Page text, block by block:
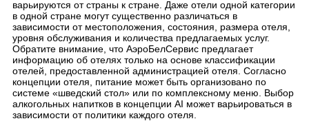
варьируются от страны к стране. Даже отели одной категории
в одной стране могут существенно различаться в
зависимости от местоположения, состояния, размера отеля,
уровня обслуживания и количества предлагаемых услуг.
Обратите внимание, что АэроБелСервис предлагает
информацию об отелях только на основе классификации
отелей, предоставленной администрацией отеля. Согласно
концепции отеля, питание может быть организовано по
системе «шведский стол» или по комплексному меню. Выбор
алкогольных напитков в концепции AI может варьироваться в
зависимости от политики каждого отеля.